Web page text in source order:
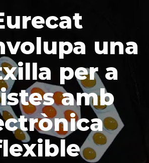
una
per a
amb